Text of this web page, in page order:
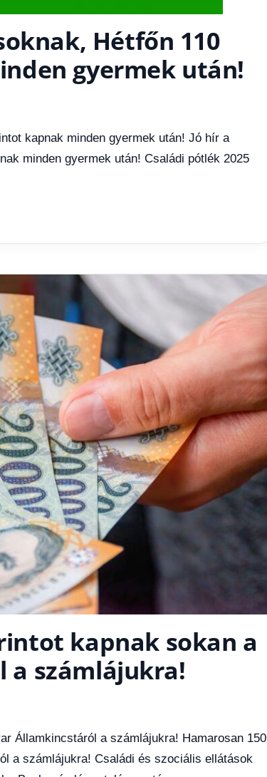
Hétfőn 110
gyermek után!
kapnak minden gyermek után! Jó hír a
minden gyermek után! Családi pótlék 2025
kapnak sokan a
a számlájukra!
Államkincstáról a számlájukra! Hamarosan 150
a számlájukra! Családi és szociális ellátások